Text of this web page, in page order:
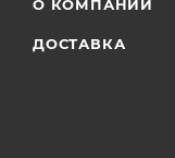
О КОМПАНИИ
ДОСТАВКА